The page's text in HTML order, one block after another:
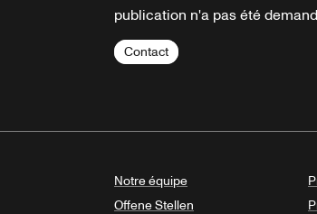
publication n'a pas été
Contact
Notre équipe
Offene Stellen